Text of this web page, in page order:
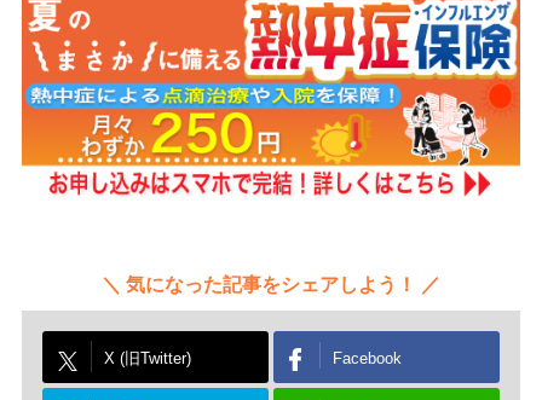
気になった記事をシェアしよう！
X (旧Twitter) Facebook